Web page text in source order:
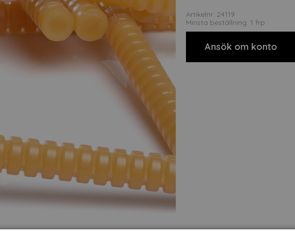
Artikelnr: 24119
Minsta beställning: 1 frp
Ansök om konto